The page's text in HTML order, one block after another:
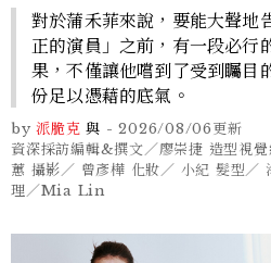
對於蒲禾菲來說，要能大聲地
正的演員」之前，有一段必行
果，不僅讓他嚐到了受到矚目
份足以憑藉的底氣。
by 派脆克 與 -2026/08/06更新
資深採訪編輯&撰文／廖崇捷 造型視
蕙 攝影／ 曾彥樺 化妝／ 小紀 髮型／
理／Mia Lin